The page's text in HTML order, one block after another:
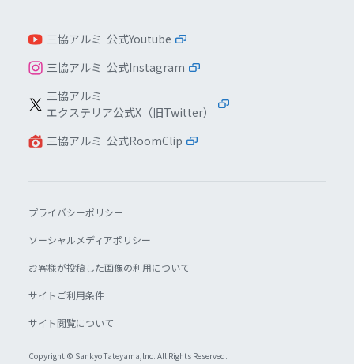
三協アルミ 公式Youtube
三協アルミ 公式Instagram
三協アルミ
エクステリア公式X（旧Twitter）
三協アルミ 公式RoomClip
プライバシーポリシー
ソーシャルメディアポリシー
お客様が投稿した画像の利用について
サイトご利用条件
サイト閲覧について
Copyright © Sankyo Tateyama,lnc. All Rights Reserved.